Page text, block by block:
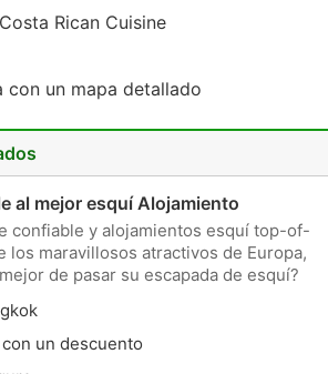
Rican Cuisine
con un mapa detallado
al mejor esquí Alojamiento
confiable y alojamientos esquí top-of-
los maravillosos atractivos de Europa,
de pasar su escapada de esquí?
Esta tierra ofrece más de enormes te
un descuento